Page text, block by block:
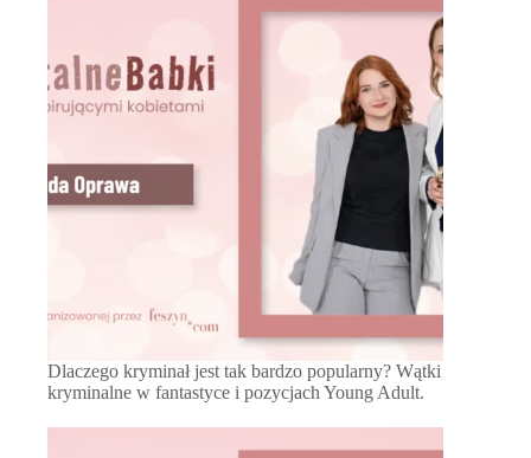
Dlaczego kryminał jest tak bardzo popularny? Wątki
kryminalne w fantastyce i pozycjach Young Adult.